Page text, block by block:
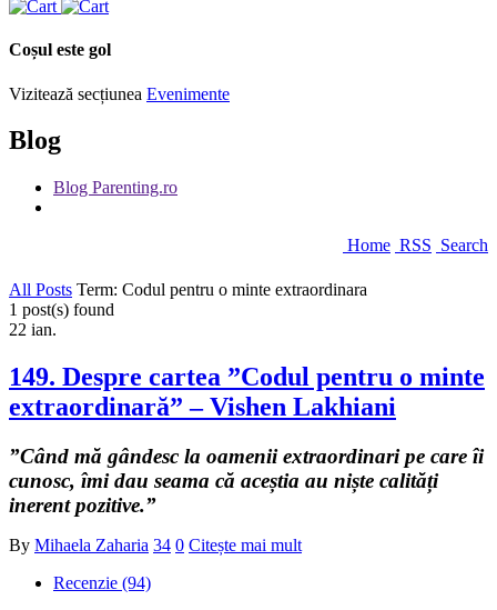
Coșul este gol
Vizitează secțiunea Evenimente
Blog
Blog Parenting.ro
Home RSS Search
All Posts Term: Codul pentru o minte extraordinara
1 post(s) found
22 ian.
149. Despre cartea ”Codul pentru o minte
extraordinară” – Vishen Lakhiani
”Când mă gândesc la oamenii extraordinari pe care îi
cunosc, îmi dau seama că aceștia au niște calități
inerent pozitive.”
By Mihaela Zaharia 34 0 Citește mai mult
Recenzie (94)